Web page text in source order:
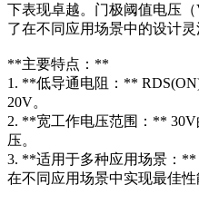
下表现卓越。门极阈值电压
了在不同应用场景中的设计灵
**主要特点：**
1. **低导通电阻：**
20V。
2. **宽工作电压范围：**
压。
3. **适用于多种应用场景：
在不同应用场景中实现最佳性